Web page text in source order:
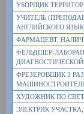
УБОРЩИК
УЧИТЕЛЬ
АНГЛИЙСКОГО
ФАРМАЦЕВТ,
ФЕЛЬДШЕР-
ФРЕЗЕРОВЩИК 3
ХУДОЖНИК ПО
ЭЛЕКТРИК